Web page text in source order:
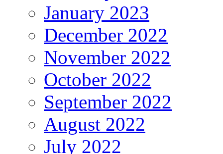
January 2023
December 2022
November 2022
October 2022
September 2022
August 2022
July 2022